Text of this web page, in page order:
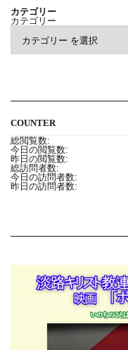
カテゴリー
カテゴリー
COUNTER
総閲覧数:
今日の閲覧数:
昨日の閲覧数:
総訪問者数:
今日の訪問者数:
昨日の訪問者数: